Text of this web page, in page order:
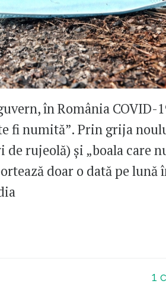
în România COVID-
fi numită”. Prin grija
de rujeolă) și „boala care
doar o dată pe lună
1